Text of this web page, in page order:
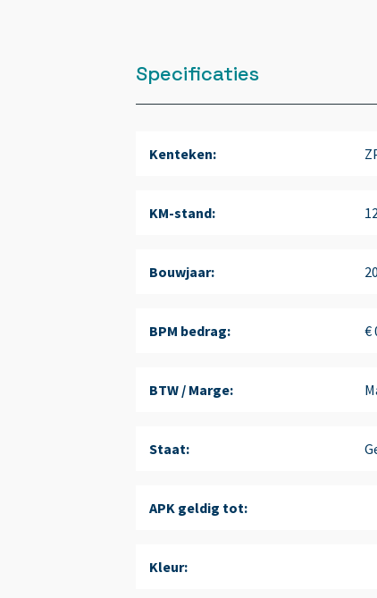
Specificaties
Kenteken:
KM-stand:
Bouwjaar:
BPM bedrag: €
BTW / Marge:
Staat:
APK geldig tot:
Kleur: